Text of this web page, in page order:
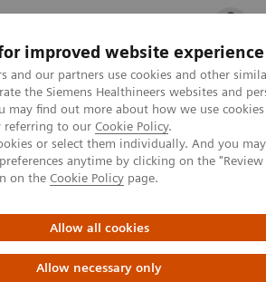
improved website experience
and our partners use cookies and other
the Siemens Healthineers websites and
may find out more about how we use
referring to our Cookie Policy.
or select them individually. And you
anytime by clicking on the "Review
on the Cookie Policy page.
Allow all cookies
Allow necessary only
) 채용 주요 제품
Press Room
Press Releases
TP에 심장 초음파 의료기기 생산설비 증설
(주) | 2025.08.21